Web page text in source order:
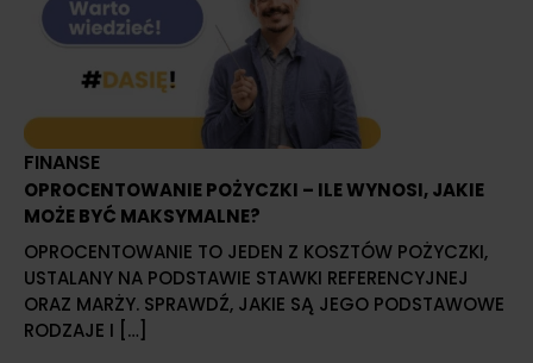
FINANSE
OPROCENTOWANIE POŻYCZKI – ILE WYNOSI, JAKIE
MOŻE BYĆ MAKSYMALNE?
OPROCENTOWANIE TO JEDEN Z KOSZTÓW POŻYCZKI,
USTALANY NA PODSTAWIE STAWKI REFERENCYJNEJ
ORAZ MARŻY. SPRAWDŹ, JAKIE SĄ JEGO PODSTAWOWE
RODZAJE I […]